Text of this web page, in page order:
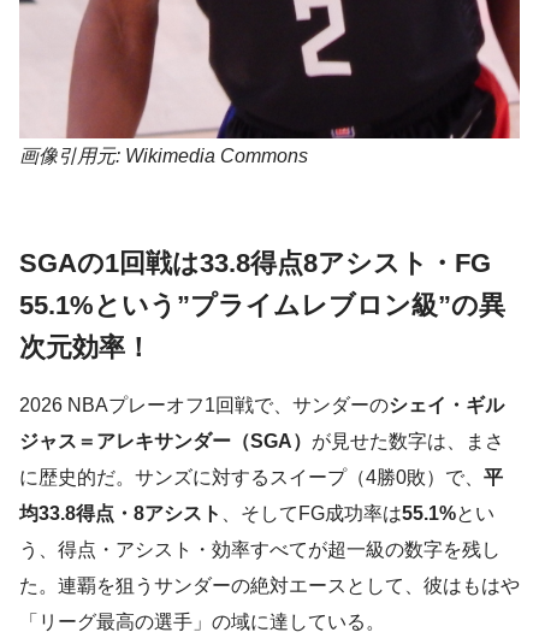
画像引用元: Wikimedia Commons
SGAの1回戦は33.8得点8アシスト・FG
55.1%という”プライムレブロン級”の異
次元効率！
2026 NBAプレーオフ1回戦で、サンダーのシェイ・ギル
ジャス＝アレキサンダー（SGA） が見せた数字は、まさ
に歴史的だ。サンズに対するスイープ（4勝0敗）で、 平
均33.8得点・8アシスト
、そしてFG成功率は55.1%とい
う、得点・アシスト・効率すべてが超一級の数字を残し
た。連覇を狙うサンダーの絶対エースとして、彼はもはや
「リーグ最高の選手」の域に達している。